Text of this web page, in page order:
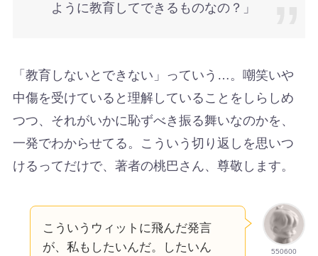
ように教育してできるものなの？」
「教育しないとできない」っていう…。嘲笑いや
中傷を受けていると理解していることをしらしめ
つつ、それがいかに恥ずべき振る舞いなのかを、
一発でわからせてる。こういう切り返しを思いつ
けるってだけで、著者の桃巴さん、尊敬します。
550600
こういうウィットに飛んだ発言
が、私もしたいんだ。したいん